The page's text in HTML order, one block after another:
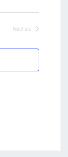
Nächste